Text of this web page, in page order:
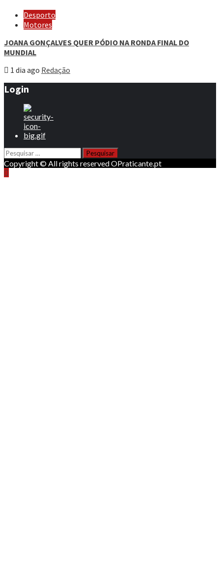
Desporto
Motores
JOANA GONÇALVES QUER PÓDIO NA RONDA FINAL DO
MUNDIAL
1 dia ago Redação
Login
Pesquisar
por:
Copyright © All rights reserved OPraticante.pt